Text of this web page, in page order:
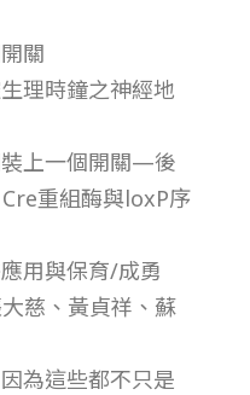
關
理時鐘之神經地
上一個開關—後
重組酶與loxP序
用與保育/成勇
慈、黃貞祥、蘇
為這些都不只是